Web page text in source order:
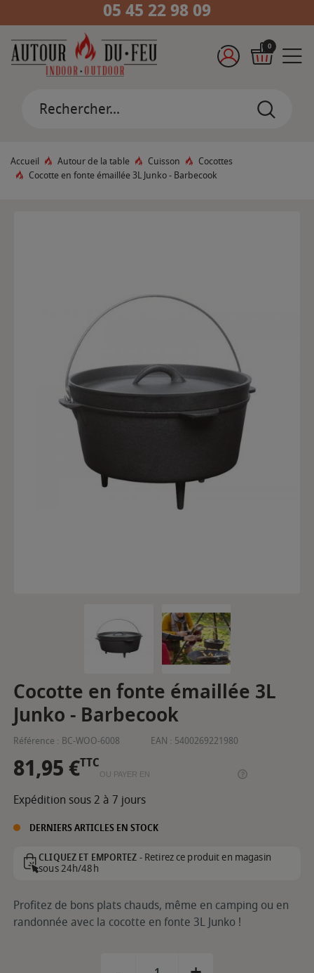
05 45 22 98 09
0
Accueil Autour de la table Cuisson
Cocottes
Cocotte en fonte émaillée 3L Junko - Barbecook
Cocotte en fonte émaillée 3L
Junko - Barbecook
Référence : BC-WOO-6008 EAN : 5400269221980
81,95 €TTC
OU PAYER EN
Expédition sous 2 à 7 jours
DERNIERS ARTICLES EN STOCK
CLIQUEZ ET EMPORTEZ -Retirez ce produit en magasin
sous 24h/48h
Profitez de bons plats chauds, même en camping ou en
randonnée avec la cocotte en fonte 3L Junko !